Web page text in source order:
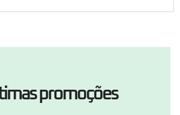
promoções